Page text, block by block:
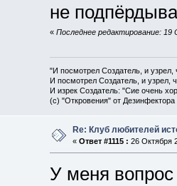
не
« Последнее редактирование:
"И посмотрел Создатель, и
И посмотрел Создатель, и узрел,
И изрек Создатель: "Сие очень
(с) "Откровения" от Дезинфектора
Re: Клуб любителей
« Ответ #1115 : 26 Октября
У меня